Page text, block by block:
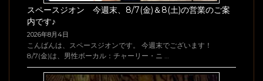
スペースジオン 今週末、8/7(金)＆8(土)の営業のご案
内です♪
2026年8月4日
こんばんは、スペースジオンです。 今週末でございます！
8/7(金)は、男性ボーカル：チャーリー・ニ …